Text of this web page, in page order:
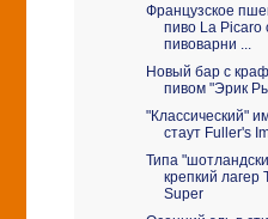
Французское
пиво La Picaro
пивоварни ...
Новый бар с
пивом "Эрик
"Классический"
стаут Fuller's
Типа
крепкий лагер
Super